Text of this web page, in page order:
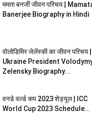
ममता बनर्जी जीवन परिचय |
Banerjee Biography in Hindi
वोलोडिमिर जेलेंस्की का जीवन परिचय |
Ukraine President
Zelensky Biography...
वनडे वर्ल्ड कप 2023 शेड्यूल | ICC
World Cup 2023 Schedule...